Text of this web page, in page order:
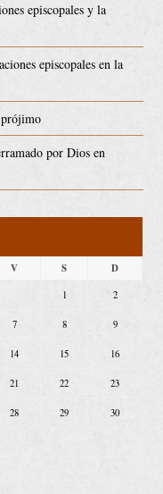
episcopales y la
episcopales en la
por Dios en
V S D
1 2
7 8 9
14 15 16
21 22 23
28 29 30